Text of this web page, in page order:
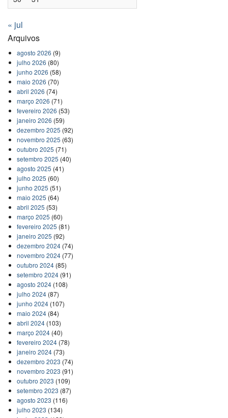
« jul
Arquivos
agosto 2026 (9)
julho 2026 (80)
junho 2026 (58)
maio 2026 (70)
abril 2026 (74)
março 2026 (71)
fevereiro 2026 (53)
janeiro 2026 (59)
dezembro 2025 (92)
novembro 2025 (63)
outubro 2025 (71)
setembro 2025 (40)
agosto 2025 (41)
julho 2025 (60)
junho 2025 (51)
maio 2025 (64)
abril 2025 (53)
março 2025 (60)
fevereiro 2025 (81)
janeiro 2025 (92)
dezembro 2024(74)
novembro 2024(77)
outubro 2024(85)
setembro 2024(91)
agosto 2024(108)
julho 2024(87)
junho 2024(107)
maio 2024(84)
abril 2024(103)
março 2024(40)
fevereiro 2024(78)
janeiro 2024(73)
dezembro 2023 (74)
novembro 2023 (91)
outubro 2023 (109)
setembro 2023 (87)
agosto 2023 (116)
julho 2023 (134)